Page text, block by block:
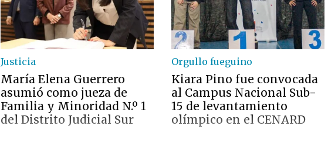
Justicia
María Elena Guerrero
asumió como jueza de
Familia y Minoridad N.º 1
del Distrito Judicial Sur
Orgullo fueguino
Kiara Pino fue convocada
al Campus Nacional Sub-
15 de levantamiento
olímpico en el CENARD